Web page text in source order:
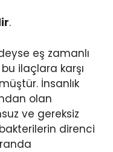
.
eş zamanlı
ilaçlara karşı
İnsanlık
olan
ve gereksiz
direnci